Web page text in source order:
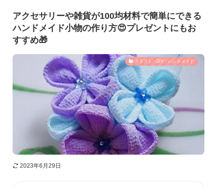
アクセサリーや雑貨が100均材料で簡単にできる
ハンドメイド小物の作り方😍プレゼントにもお
すすめ🎁
クラフト・DIY・ハンドメイド
2023年6月29日